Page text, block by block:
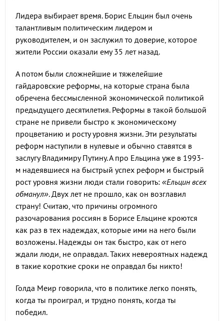
Лидера выбирает время. Борис Ельцин был очень
талантливым политическим лидером и
руководителем, и он заслужил то доверие, которое
жители России оказали ему 35 лет назад.
А потом были сложнейшие и тяжелейшие
гайдаровские реформы, на которые страна была
обречена бессмысленной экономической политикой
предыдущего десятилетия. Реформы в такой большой
стране не привели быстро к экономическому
процветанию и росту уровня жизни. Эти результаты
реформ наступили в нулевые и обычно ставятся в
заслугу Владимиру Путину. А про Ельцина уже в 1993-
м надеявшиеся на быстрый успех реформ и быстрый
рост уровня жизни люди стали говорить: «Ельцин всех
обманул». Двух лет не прошло, как он возглавил
страну! Считаю, что причины огромного
разочарования россиян в Борисе Ельцине кроются
как раз в тех надеждах, которые ими на него были
возложены. Надежды он так быстро, как от него
ждали люди, не оправдал. Таких невероятных надежд
в такие короткие сроки не оправдал бы никто!
Голда Меир говорила, что в политике легко понять,
когда ты проиграл, и трудно понять, когда ты
победил.